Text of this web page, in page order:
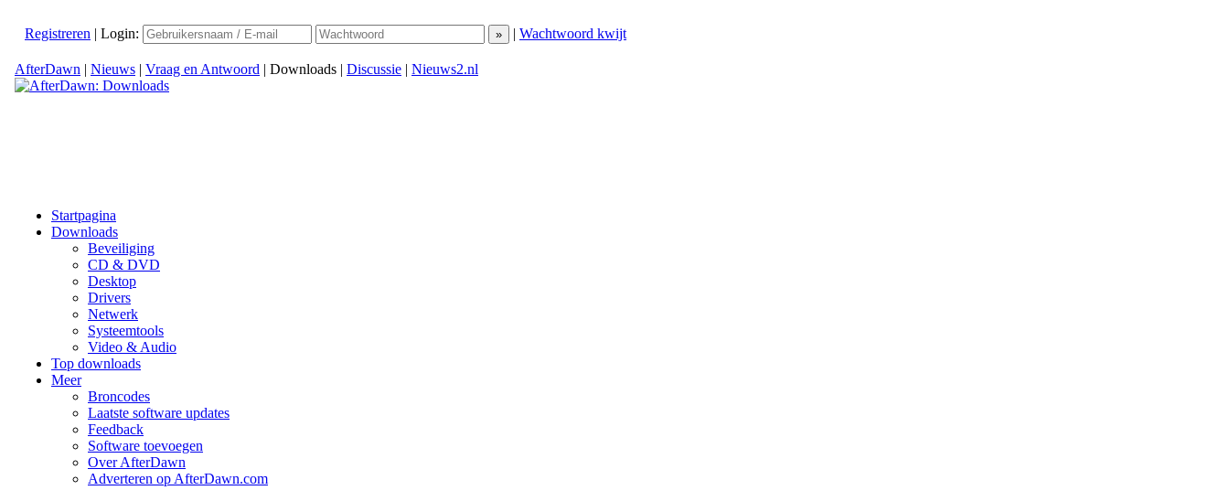
Registreren | Login: | Wachtwoord kwijt
AfterDawn | Nieuws | Vraag en Antwoord | Downloads | Discussie | Nieuws2.nl
Startpagina
Downloads
Beveiliging
CD & DVD
Desktop
Drivers
Netwerk
Systeemtools
Video & Audio
Top downloads
Meer
Broncodes
Laatste software updates
Feedback
Software toevoegen
Over AfterDawn
Adverteren op AfterDawn.com